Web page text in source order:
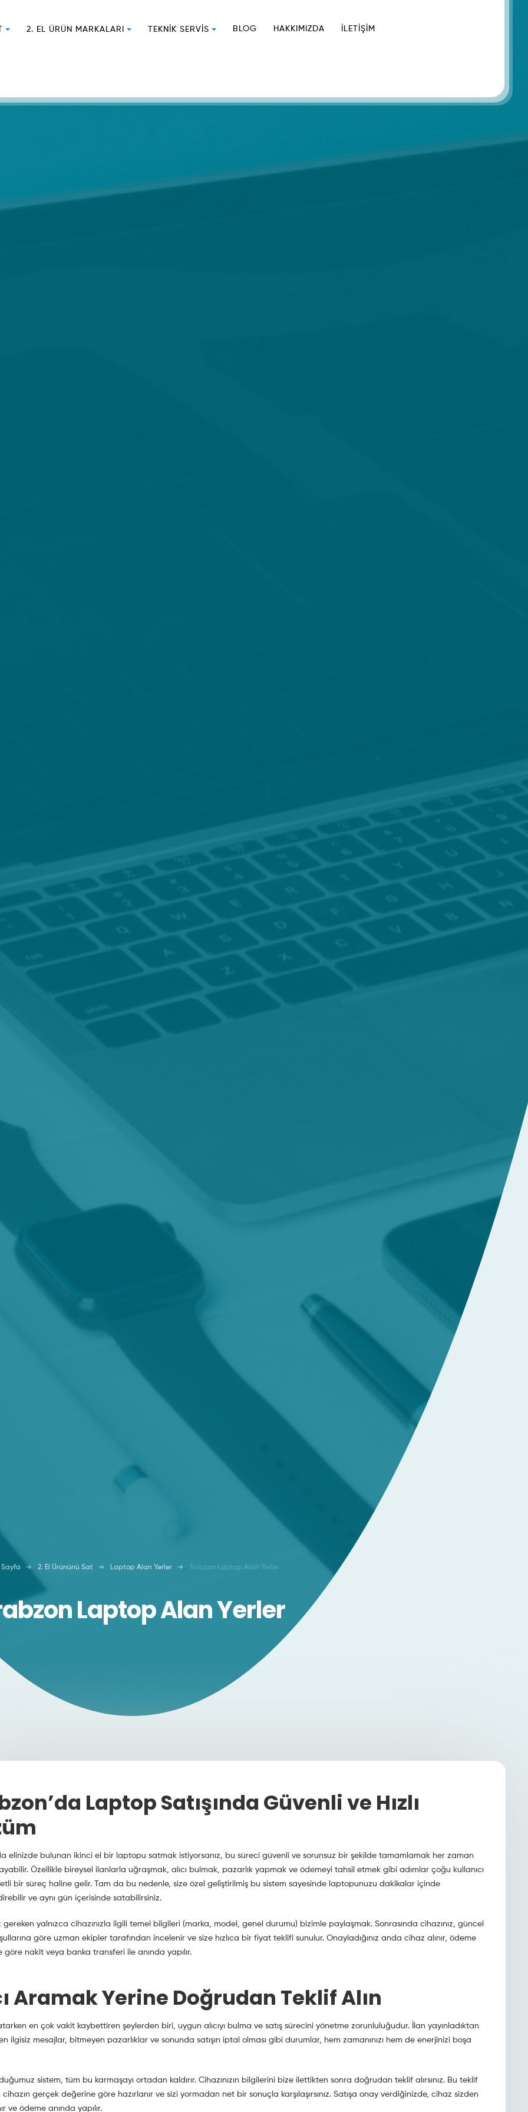
2. EL ÜRÜN MARKALARI TEKNIK SERVIS BLOG HAKKIMIZDA İLETIŞIM
2. El Ürününü Sat Laptop Alan Yerler Trabzon Laptop Alan Yerler
Laptop Alan Yerler
Laptop Satışında Güvenli ve Hızlı
elinizde bulunan ikinci el bir laptopu satmak istiyorsanız, bu süreci güvenli ve sorunsuz bir şekilde tamamlamak her zaman
Özellikle bireysel ilanlarla uğraşmak, alıcı bulmak, pazarlık yapmak ve ödemeyi tahsil etmek gibi adımlar çoğu kullanıcı
bir süreç haline gelir. Tam da bu nedenle, size özel geliştirilmiş bu sistem sayesinde laptopunuzu dakikalar içinde
ve aynı gün içerisinde satabilirsiniz.
gereken yalnızca cihazınızla ilgili temel bilgileri (marka, model, genel durumu) bizimle paylaşmak. Sonrasında cihazınız, güncel
göre uzman ekipler tarafından incelenir ve size hızlıca bir fiyat teklifi sunulur. Onayladığınız anda cihaz alınır, ödeme
göre nakit veya banka transferi ile anında yapılır.
Aramak Yerine Doğrudan Teklif Alın
en çok vakit kaybettiren şeylerden biri, uygun alıcıyı bulma ve satış sürecini yönetme zorunluluğudur. İlan yayınladıktan
ilgisiz mesajlar, bitmeyen pazarlıklar ve sonunda satışın iptal olması gibi durumlar, hem zamanınızı hem de enerjinizi boşa
sistem, tüm bu karmaşayı ortadan kaldırır. Cihazınızın bilgilerini bize ilettikten sonra doğrudan teklif alırsınız. Bu teklif
gerçek değerine göre hazırlanır ve sizi yormadan net bir sonuçla karşılaşırsınız. Satışa onay verdiğinizde, cihaz sizden
ve ödeme anında yapılır.